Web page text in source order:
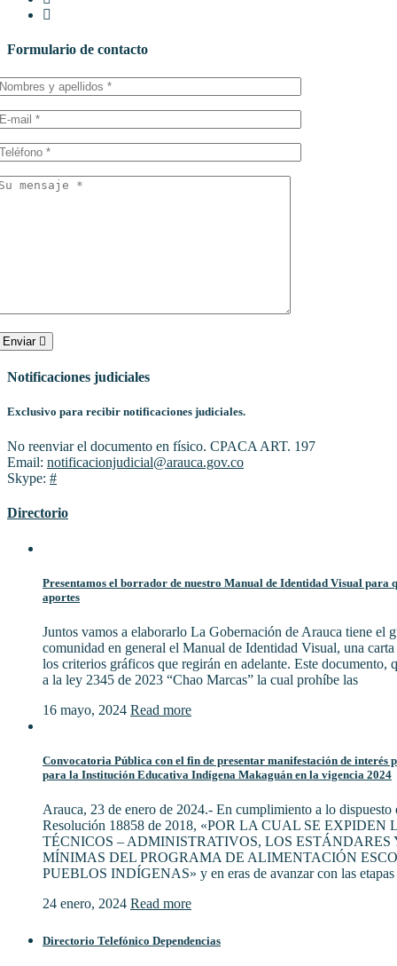
Formulario de contacto
Enviar
Notificaciones judiciales
Exclusivo para recibir notificaciones judiciales.
No reenviar el documento en físico. CPACA ART. 197
Email: notificacionjudicial@arauca.gov.co
Skype: #
Directorio
Presentamos el borrador de nuestro Manual de Identidad Visual para
aportes
Juntos vamos a elaborarlo La Gobernación de Arauca tiene el
comunidad en general el Manual de Identidad Visual, una
los criterios gráficos que regirán en adelante. Este documento,
a la ley 2345 de 2023 “Chao Marcas” la cual prohíbe las
16 mayo, 2024 Read more
Convocatoria Pública con el fin de presentar manifestación de interés
para la Institución Educativa Indígena Makaguán en la vigencia 2024
Arauca, 23 de enero de 2024.- En cumplimiento a lo dispuesto
Resolución 18858 de 2018, «POR LA CUAL SE
TÉCNICOS – ADMINISTRATIVOS, LOS ESTÁNDARES
MÍNIMAS DEL PROGRAMA DE ALIMENTACIÓN
PUEBLOS INDÍGENAS» y en eras de avanzar con las etapas
24 enero, 2024 Read more
Directorio Telefónico Dependencias